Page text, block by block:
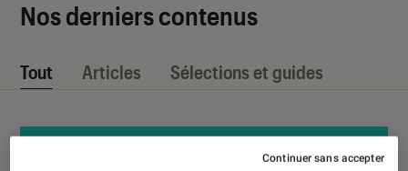
Nos derniers contenus
Tout Articles Sélections et guides
Continuer sans accepter